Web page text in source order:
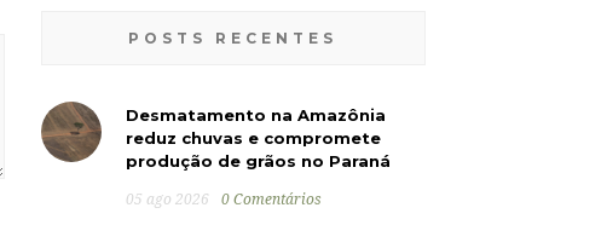
POSTS RECENTES
Desmatamento na Amazônia
reduz chuvas e compromete
produção de grãos no Paraná
05 ago 2026 0 Comentários